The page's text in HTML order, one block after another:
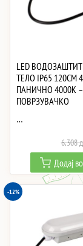
LED
ТЕЛО IP65 120CM
ПАНИЧНО 4000K –
ПОВРЗУВАЧКО
…
6,308
Додај
-12%